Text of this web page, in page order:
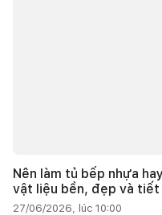
Nên làm tủ bếp nhựa
vật liệu bền, đẹp và tiết
27/06/2026, lúc 10:00